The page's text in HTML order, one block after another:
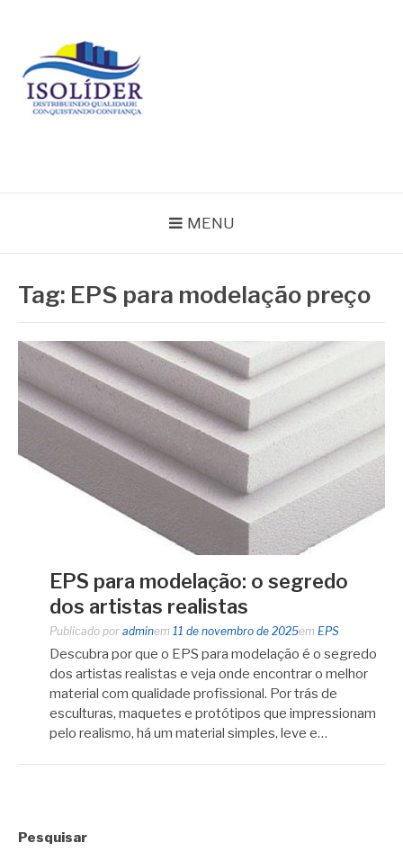
conteúdo
MENU
Tag: EPS para modelação preço
EPS para modelação: o segredo
dos artistas realistas
Publicado por adminem 11 de novembro de 2025em EPS
Descubra por que o EPS para modelação é o segredo
dos artistas realistas e veja onde encontrar o melhor
material com qualidade profissional. Por trás de
esculturas, maquetes e protótipos que impressionam
pelo realismo, há um material simples, leve e…
Pesquisar